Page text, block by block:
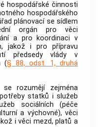
hospodářské činnosti
hospodářského
plánovací se sídlem
orgán pro věci
a pro koordinaci v
jakož i pro přípravu
předsedy vlády v
(§ 88, odst. 1, druhá
se rozumějí zejména
statků i služeb
sociálních (péče
a výchovné), věci
i věci mezd, platů a